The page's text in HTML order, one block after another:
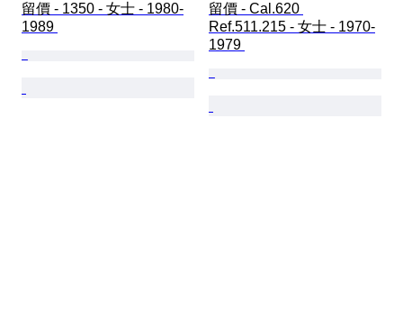
留價 - 1350 - 女士 - 1980-
1989
留價 - Cal.620
Ref.511.215 - 女士 - 1970-
1979